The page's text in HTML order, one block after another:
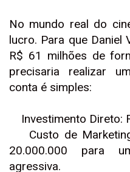
No mundo real do
lucro. Para que Daniel
R$ 61 milhões de
precisaria realizar
conta é simples:
Investimento Direto:
Custo de
20.000.000 para
agressiva.